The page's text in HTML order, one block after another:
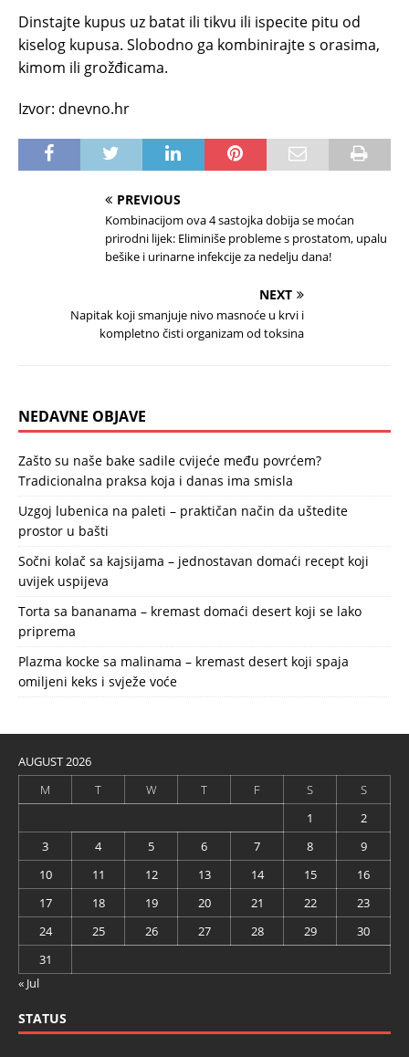
Dinstajte kupus uz batat ili tikvu ili ispecite pitu od
kiselog kupusa. Slobodno ga kombinirajte s orasima,
kimom ili grožđicama.
Izvor: dnevno.hr
PREVIOUS
Kombinacijom ova 4 sastojka dobija se moćan
prirodni lijek: Eliminiše probleme s prostatom, upalu
bešike i urinarne infekcije za nedelju dana!
NEXT
Napitak koji smanjuje nivo masnoće u krvi i
kompletno čisti organizam od toksina
NEDAVNE OBJAVE
Zašto su naše bake sadile cvijeće među povrćem?
Tradicionalna praksa koja i danas ima smisla
Uzgoj lubenica na paleti – praktičan način da uštedite
prostor u bašti
Sočni kolač sa kajsijama – jednostavan domaći recept koji
uvijek uspijeva
Torta sa bananama – kremast domaći desert koji se lako
priprema
Plazma kocke sa malinama – kremast desert koji spaja
omiljeni keks i svježe voće
AUGUST 2026
M
T W T F S
S
1
2
3
4 5 6 7 8
9
10
11 12 13 14 15
16
17
18 19 20 21 22
23
24
25 26 27 28 29
30
31
« Jul
STATUS